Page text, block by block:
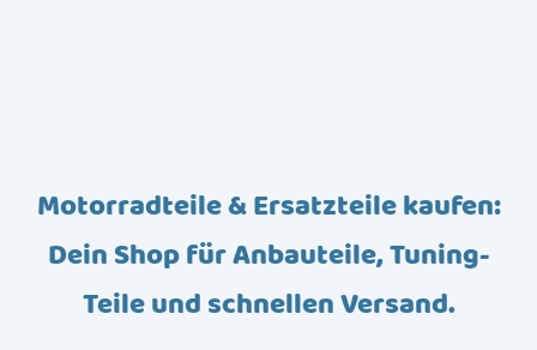
Motorradteile & Ersatzteile kaufen:
Dein Shop für Anbauteile, Tuning-
Teile und schnellen Versand.